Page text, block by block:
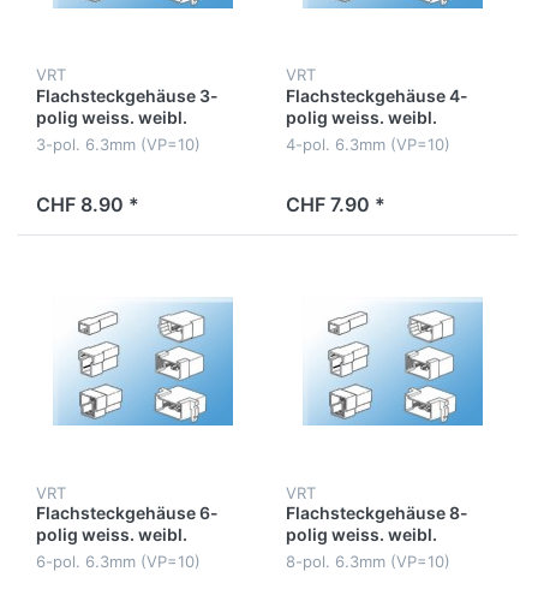
VRT
Flachsteckgehäuse 3-
polig weiss. weibl.
3-pol. 6.3mm (VP=10)
CHF 8.90 *
VRT
Flachsteckgehäuse 4-
polig weiss. weibl.
4-pol. 6.3mm (VP=10)
CHF 7.90 *
VRT
Flachsteckgehäuse 6-
polig weiss. weibl.
6-pol. 6.3mm (VP=10)
VRT
Flachsteckgehäuse 8-
polig weiss. weibl.
8-pol. 6.3mm (VP=10)